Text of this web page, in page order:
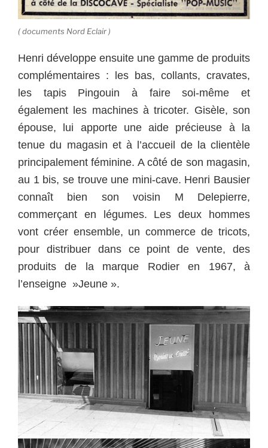
( documents Nord Eclair )
Henri développe ensuite une gamme de produits
complémentaires : les bas, collants, cravates,
les tapis Pingouin à faire soi-même et
également les machines à tricoter. Gisèle, son
épouse, lui apporte une aide précieuse à la
tenue du magasin et à l’accueil de la clientèle
principalement féminine. A côté de son magasin,
au 1 bis, se trouve une mini-cave. Henri Bausier
connaît bien son voisin M Delepierre,
commerçant en légumes. Les deux hommes
vont créer ensemble, un commerce de tricots,
pour distribuer dans ce point de vente, des
produits de la marque Rodier en 1967, à
l’enseigne »Jeune ».